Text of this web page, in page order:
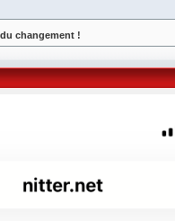
changement !